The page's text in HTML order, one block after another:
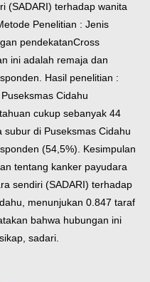
(SADARI) terhadap wanita
Penelitian : Jenis
pendekatanCross
ini adalah remaja dan
Hasil penelitian :
Cidahu
cukup sebanyak 44
subur di Puseksmas Cidahu
(54,5%). Kesimpulan
tentang kanker payudara
sendiri (SADARI) terhadap
menunjukan 0.847 taraf
bahwa hubungan ini
sadari.